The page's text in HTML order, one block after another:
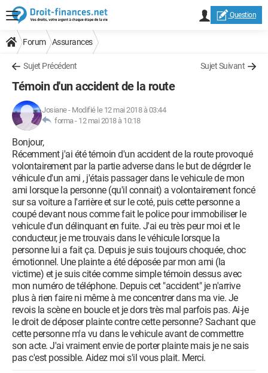
Question
Forum Assurances
Sujet Précédent Sujet Suivant
Témoin d'un accident de la route
Josiane- Modifié le 12 mai 2018 à 03:44
forma - 12 mai 2018 à 10:18
Bonjour,
Récemment j'ai été témoin d'un accident de la route provoqué
volontairement par la partie adverse dans le but de dégrder le
véhicule d'un ami , j'étais passager dans le vehicule de mon
ami lorsque la personne (qu'il connait) a volontairement foncé
sur sa voiture a l'arrière et sur le coté, puis cette personne a
coupé devant nous comme fait le police pour immobiliser le
vehicule d'un délinquant en fuite. J'ai eu très peur moi et le
conducteur, je me trouvais dans le véhicule lorsque la
personne lui a fait ça. Depuis je suis toujours choquée, choc
émotionnel. Une plainte a été déposée par mon ami (la
victime) et je suis citée comme simple témoin dessus avec
mon numéro de téléphone. Depuis cet "accident" je n'arrive
plus à rien faire ni même à me concentrer dans ma vie. Je
revois la scène en boucle et je dors très mal parfois pas. Ai-je
le droit de déposer plainte contre cette personne? Sachant que
cette personne m'a vu dans le vehicule avant de commettre
son acte. J'ai vraiment envie de porter plainte mais je ne sais
pas c'est possible. Aidez moi s'il vous plait. Merci.